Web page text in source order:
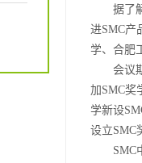
据了解
进SMC产
学、合肥
会议期
加SMC奖
学新设
设立SMC
SMC中